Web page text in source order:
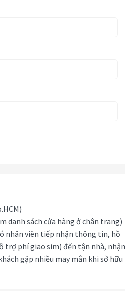
danh sách cửa hàng ở chân trang)
nhân viên tiếp nhận thông tin, hồ
trợ phí giao sim) đến tận nhà, nhận
gặp nhiều may mắn khi sở hữu